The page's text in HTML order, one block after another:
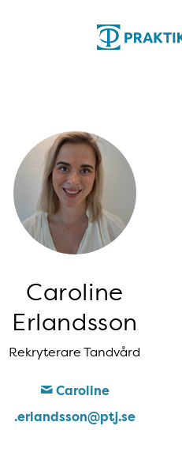
Caroline
Erlandsson
Rekryterare Tandvård
Caroline​
.erlandsson​@ptj​.se